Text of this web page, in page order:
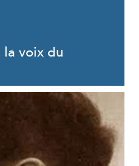
voix du